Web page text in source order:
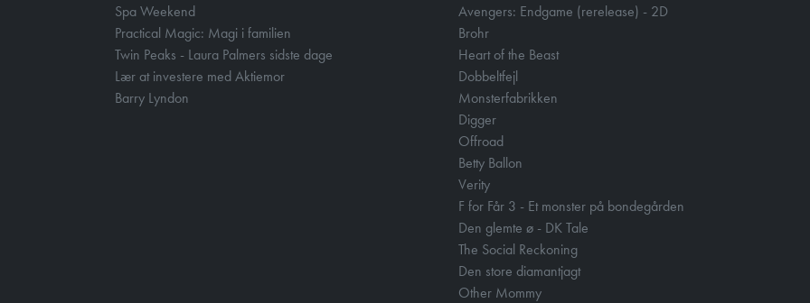
Spa Weekend
Practical Magic: Magi i familien
Twin Peaks - Laura Palmers sidste dage
Lær at investere med Aktiemor
Barry Lyndon
Avengers: Endgame (rerelease) - 2D
Brohr
Heart of the Beast
Dobbeltfejl
Monsterfabrikken
Digger
Offroad
Betty Ballon
Verity
F for Får 3 - Et monster på bondegården
Den glemte ø - DK Tale
The Social Reckoning
Den store diamantjagt
Other Mommy